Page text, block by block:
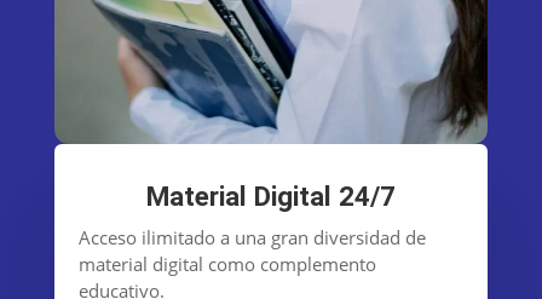
Material Digital 24/7
Acceso ilimitado a una gran diversidad de
material digital como complemento
educativo.